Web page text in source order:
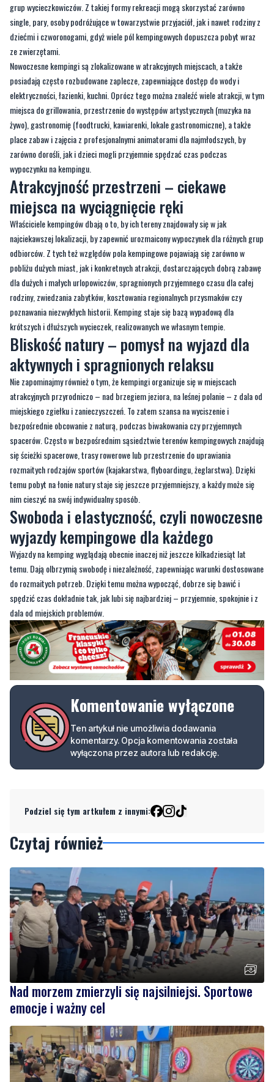
grup wycieczkowiczów. Z takiej formy rekreacji mogą skorzystać zarówno
single, pary, osoby podróżujące w towarzystwie przyjaciół, jak i nawet rodziny z
dziećmi i czworonogami, gdyż wiele pól kempingowych dopuszcza pobyt wraz
ze zwierzętami.
Nowoczesne kempingi są zlokalizowane w atrakcyjnych miejscach, a także
posiadają często rozbudowane zaplecze, zapewniające dostęp do wody i
elektryczności, łazienki, kuchni. Oprócz tego można znaleźć wiele atrakcji, w tym
miejsca do grillowania, przestrzenie do występów artystycznych (muzyka na
żywo), gastronomię (foodtrucki, kawiarenki, lokale gastronomiczne), a także
place zabaw i zajęcia z profesjonalnymi animatorami dla najmłodszych, by
zarówno dorośli, jak i dzieci mogli przyjemnie spędzać czas podczas
wypoczynku na kempingu.
Atrakcyjność przestrzeni – ciekawe
miejsca na wyciągnięcie ręki
Właściciele kempingów dbają o to, by ich tereny znajdowały się w jak
najciekawszej lokalizacji, by zapewnić urozmaicony wypoczynek dla różnych grup
odbiorców. Z tych też względów pola kempingowe pojawiają się zarówno w
pobliżu dużych miast, jak i konkretnych atrakcji, dostarczających dobrą zabawę
dla dużych i małych urlopowiczów, spragnionych przyjemnego czasu dla całej
rodziny, zwiedzania zabytków, kosztowania regionalnych przysmaków czy
poznawania niezwykłych historii. Kemping staje się bazą wypadową dla
krótszych i dłuższych wycieczek, realizowanych we własnym tempie.
Bliskość natury – pomysł na wyjazd dla
aktywnych i spragnionych relaksu
Nie zapominajmy również o tym, że kempingi organizuje się w miejscach
atrakcyjnych przyrodniczo – nad brzegiem jeziora, na leśnej polanie – z dala od
miejskiego zgiełku i zanieczyszczeń. To zatem szansa na wyciszenie i
bezpośrednie obcowanie z naturą, podczas biwakowania czy przyjemnych
spacerów. Często w bezpośrednim sąsiedztwie terenów kempingowych znajdują
się ścieżki spacerowe, trasy rowerowe lub przestrzenie do uprawiania
rozmaitych rodzajów sportów (kajakarstwa, flyboardingu, żeglarstwa). Dzięki
temu pobyt na łonie natury staje się jeszcze przyjemniejszy, a każdy może się
nim cieszyć na swój indywidualny sposób.
Swoboda i elastyczność, czyli nowoczesne
wyjazdy kempingowe dla każdego
Wyjazdy na kemping wyglądają obecnie inaczej niż jeszcze kilkadziesiąt lat
temu. Dają olbrzymią swobodę i niezależność, zapewniając warunki dostosowane
do rozmaitych potrzeb. Dzięki temu można wypocząć, dobrze się bawić i
spędzić czas dokładnie tak, jak lubi się najbardziej – przyjemnie, spokojnie i z
dala od miejskich problemów.
Komentowanie wyłączone
Ten artykuł nie umożliwia dodawania
komentarzy. Opcja komentowania została
wyłączona przez autora lub redakcję.
Podziel się tym artkułem z innymi:
Czytaj również
Nad morzem zmierzyli się najsilniejsi. Sportowe
emocje i ważny cel